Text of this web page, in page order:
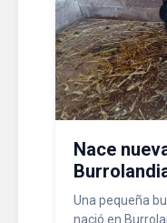
Nace
Una pequeña
nació en